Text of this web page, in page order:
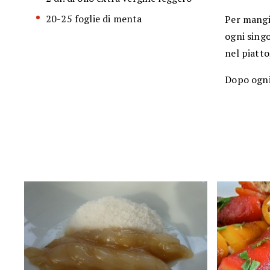
20-25 foglie di menta
Per
ogni
nel
Dopo